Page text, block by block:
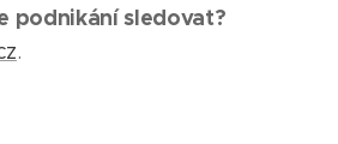
podnikání sledovat?
.
webům
dávat
|Žokejská